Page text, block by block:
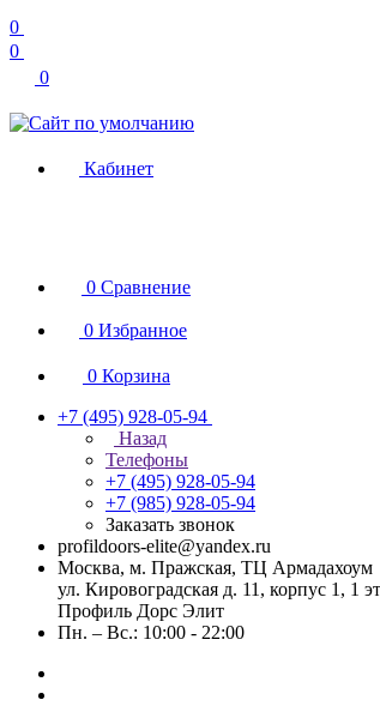
0
0
0
Кабинет
0 Сравнение
0 Избранное
0 Корзина
+7 (495) 928-05-94
Назад
Телефоны
+7 (495) 928-05-94
+7 (985) 928-05-94
Заказать звонок
profildoors-elite@yandex.ru
Москва, м. Пражская, ТЦ Армадахоум
ул. Кировоградская д. 11, корпус 1, 1
Профиль Дорс Элит
Пн. – Вс.: 10:00 - 22:00